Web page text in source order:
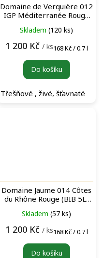
Domaine de Verquière 012
IGP Méditerranée Rouge
červené víno
Skladem (120 ks)
1 200 Kč / ksMěrná
168 Kč / 0.7 l
Do košíku
Třešňové , živé, šťavnaté
Domaine Jaume 014 Côtes
du Rhône Rouge (BIB 5L)
Skladem (57 ks)
1 200 Kč / ksMěrná
168 Kč / 0.7 l
Do košíku